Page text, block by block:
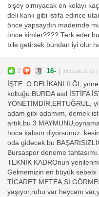
bişey olmıyacak en kolayı
deli kanlı gibi istifa edince
önce yapsaydın mademde
önce kimler???? Terk
bile getirsek bundan iyi
2 16- | 28 Ocak 2013 |
İŞTE. O DELİKANLILĞI,
koltuğu.BURDA asıl İSTİFA
YÖNETİMDİR,ERTUĞRUL,
adam gibi adamım, demek
artık,bu 3
hoca kalısın
oda gidecek.bu
Bursaspor deneme
TEKNİK KADROnun
Gelmemizin en büyük sebebi
TİCARET METEA,SI
yaşıyor,ruhu var heycanı